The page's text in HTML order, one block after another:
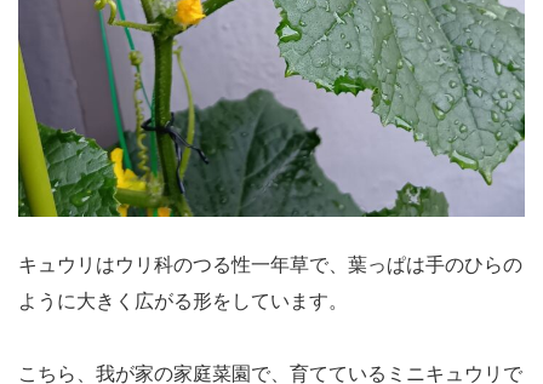
キュウリはウリ科のつる性一年草で、葉っぱは手のひらの
ように大きく広がる形をしています。
こちら、我が家の家庭菜園で、育てているミニキュウリで